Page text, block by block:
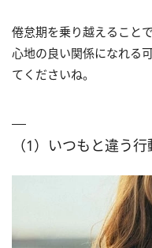
倦怠期を乗り越えること
心地の良い関係になれる
てくださいね。
（1）いつもと違う